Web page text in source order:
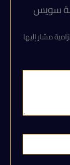
سويس
مشار إليها